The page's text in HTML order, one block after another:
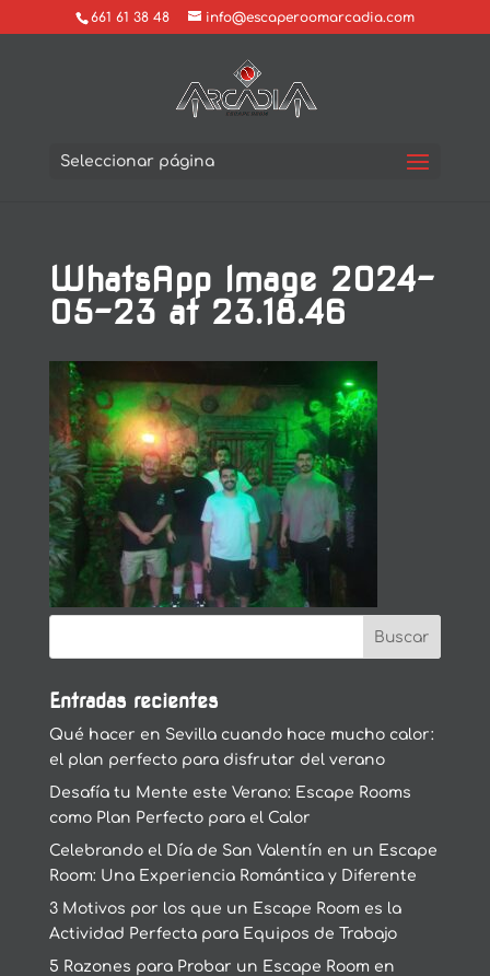
661 61 38 48 info@escaperoomarcadia.com
Seleccionar página
WhatsApp Image 2024-
05-23 at 23.18.46
Entradas recientes
Qué hacer en Sevilla cuando hace mucho calor:
el plan perfecto para disfrutar del verano
Desafía tu Mente este Verano: Escape Rooms
como Plan Perfecto para el Calor
Celebrando el Día de San Valentín en un Escape
Room: Una Experiencia Romántica y Diferente
3 Motivos por los que un Escape Room es la
Actividad Perfecta para Equipos de Trabajo
5 Razones para Probar un Escape Room en